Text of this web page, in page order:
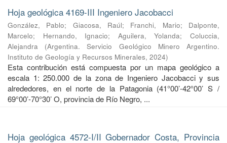
Hoja geológica 4169-III Ingeniero Jacobacci
González, Pablo; Giacosa, Raúl; Franchi, Mario; Dalponte,
Marcelo; Hernando, Ignacio; Aguilera, Yolanda;Coluccia,
Alejandra
(Argentina. Servicio Geológico Minero Argentino.
Instituto de Geología y Recursos Minerales, 2024)
Esta contribución está compuesta por un mapa geológico a
escala 1: 250.000 de la zona de Ingeniero Jacobacci y sus
alrededores, en el norte de la Patagonia (41°00’-42°00’ S /
69°00’-70°30’ O, provincia de Río Negro, ...
Hoja geológica 4572-I/II Gobernador Costa, Provincia